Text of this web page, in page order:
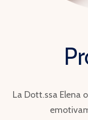
La Dott.ssa Elena